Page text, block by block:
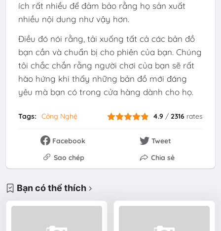
ích rất nhiều để đảm bảo rằng họ sản xuất
nhiều nội dung như vậy hơn.
Điều đó nói rằng, tải xuống tất cả các bản đồ
bạn cần và chuẩn bị cho phiên của bạn. Chúng
tôi chắc chắn rằng người chơi của bạn sẽ rất
hào hứng khi thấy những bản đồ mới đáng
yêu mà bạn có trong cửa hàng dành cho họ.
Tags: Công Nghệ 4.9 /2316 rates
Facebook
Tweet
Sao chép
Chia sẻ
Bạn có thể thích